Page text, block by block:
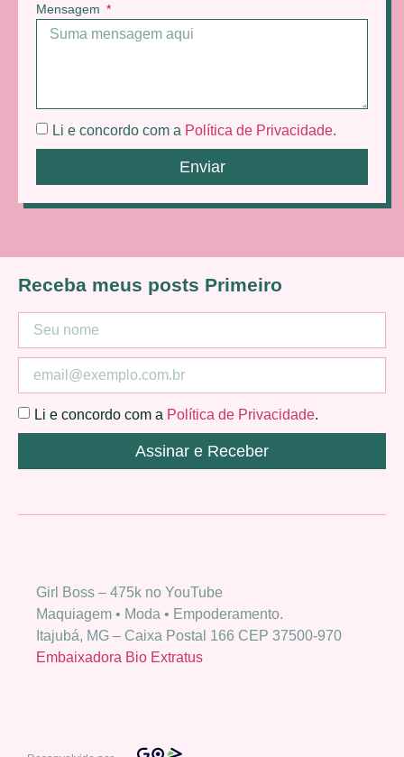
Mensagem
Li e concordo com a Política de Privacidade.
Enviar
Girl Boss – 475k no YouTube
Maquiagem • Moda • Empoderamento.
Itajubá, MG – Caixa Postal 166 CEP 37500-970
Embaixadora Bio Extratus
Receba meus posts Primeiro
Li e concordo com a Política de Privacidade.
Assinar e Receber